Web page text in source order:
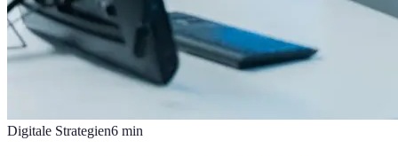
Digitale Strategien6 min